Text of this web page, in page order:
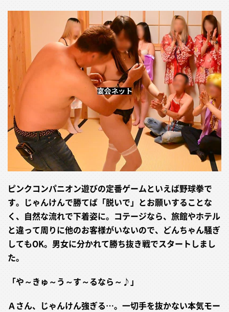
ピンクコンパニオン遊びの定番ゲームといえば野球拳で
す。じゃんけんで勝てば「脱いで」とお願いすることな
く、自然な流れで下着姿に。コテージなら、旅館やホテル
と違って周りに他のお客様がいないので、どんちゃん騒ぎ
してもOK。男女に分かれて勝ち抜き戦でスタートしまし
た。
「や～きゅ～う～す～るなら～♪」
Ａさん、じゃんけん強ぎる…。一切手を抜かない本気モー